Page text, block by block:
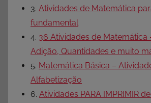
3. Atividades de Matemática
fundamental
4. 36 Atividades de Matemática
Adição, Quantidades e muito
5. Matemática Básica –
Alfabetização
6. Atividades PARA IMPRIMIR